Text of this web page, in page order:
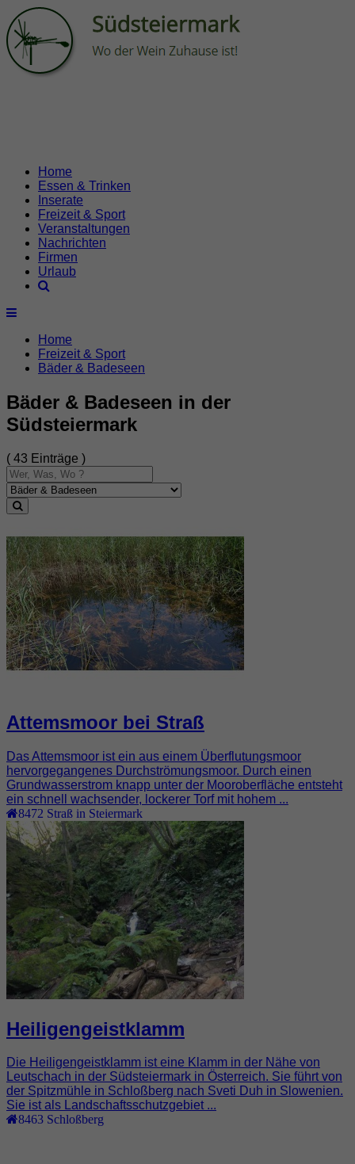
Home
Essen & Trinken
Inserate
Freizeit & Sport
Veranstaltungen
Nachrichten
Firmen
Urlaub
Home
Freizeit & Sport
Bäder & Badeseen
Bäder & Badeseen in der
Südsteiermark
( 43 Einträge )
Attemsmoor bei Straß
Das Attemsmoor ist ein aus einem Überflutungsmoor
hervorgegangenes Durchströmungsmoor. Durch einen
Grundwasserstrom knapp unter der Mooroberfläche entsteht
ein schnell wachsender, lockerer Torf mit hohem ...
8472 Straß in Steiermark
Heiligengeistklamm
Die Heiligengeistklamm ist eine Klamm in der Nähe von
Leutschach in der Südsteiermark in Österreich. Sie führt von
der Spitzmühle in Schloßberg nach Sveti Duh in Slowenien.
Sie ist als Landschaftsschutzgebiet ...
8463 Schloßberg